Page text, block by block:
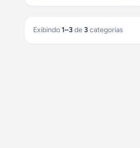
Exibindo1–3 de 3 categorias